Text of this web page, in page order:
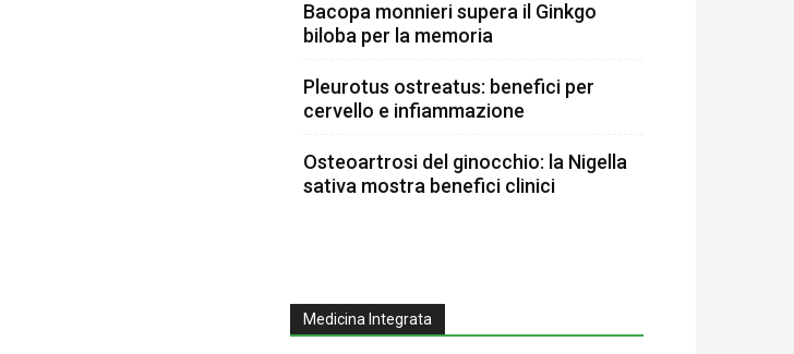
Bacopa monnieri supera il Ginkgo
biloba per la memoria
Pleurotus ostreatus: benefici per
cervello e infiammazione
Osteoartrosi del ginocchio: la Nigella
sativa mostra benefici clinici
Medicina Integrata